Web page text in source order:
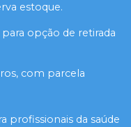
estoque.
para opção de retirada
com parcela
profissionais da saúde